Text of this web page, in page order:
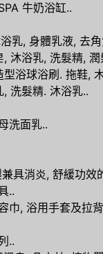
牛奶浴缸..
乳, 身體乳液, 去
沐浴乳, 洗髮精, 潤
浴球浴刷. 拖鞋,
, 洗髮精. 沐浴乳..
洗面乳..
具消炎, 舒緩功效
..
巾, 浴用手套及拉
..